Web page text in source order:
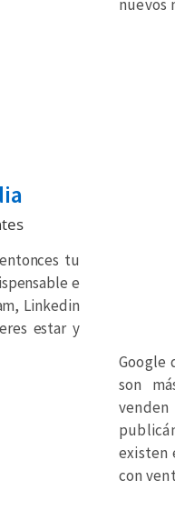
nuevos
tu
e
Linkedin
estar y
Google
son
existen
con